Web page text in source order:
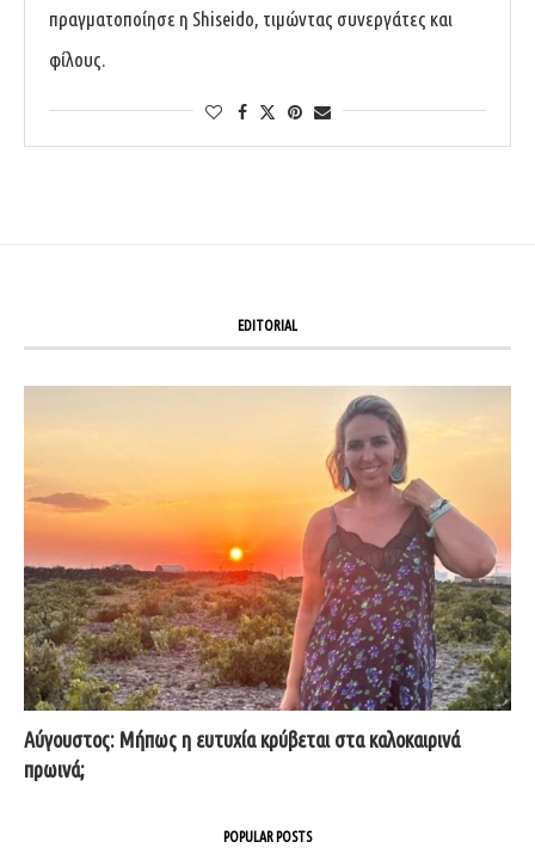
πραγματοποίησε η Shiseido, τιμώντας συνεργάτες και
φίλους.
EDITORIAL
Αύγουστος: Μήπως η ευτυχία κρύβεται στα καλοκαιρινά
πρωινά;
POPULAR POSTS